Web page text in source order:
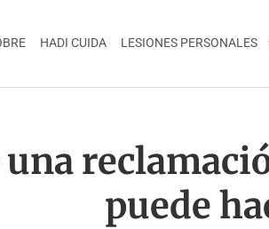
HADI CUIDA LESIONES PERSONALES
puede